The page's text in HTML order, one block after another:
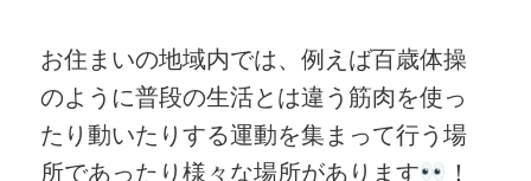
お住まいの地域内では、例えば百歳体操
のように普段の生活とは違う筋肉を使っ
たり動いたりする運動を集まって行う場
所であったり様々な場所があります
！